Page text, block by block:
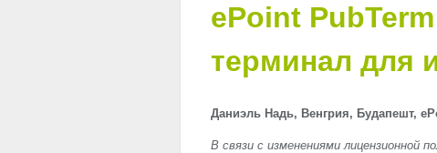
ePoint
терминал для
Даниэль Надь, Венгрия, Будапешт,
В связи с изменениями лицензионной